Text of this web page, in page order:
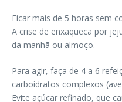
Ficar mais de 5 horas sem
A crise de enxaqueca por
da manhã ou almoço.
Para agir, faça de 4 a 6
carboidratos complexos
Evite açúcar refinado, que